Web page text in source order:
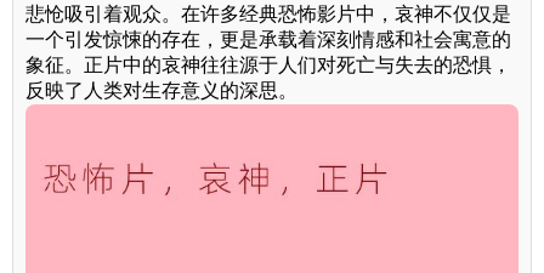
悲怆吸引着观众。在许多经典恐怖影片中，哀神不仅仅是
一个引发惊悚的存在，更是承载着深刻情感和社会寓意的
象征。正片中的哀神往往源于人们对死亡与失去的恐惧，
反映了人类对生存意义的深思。